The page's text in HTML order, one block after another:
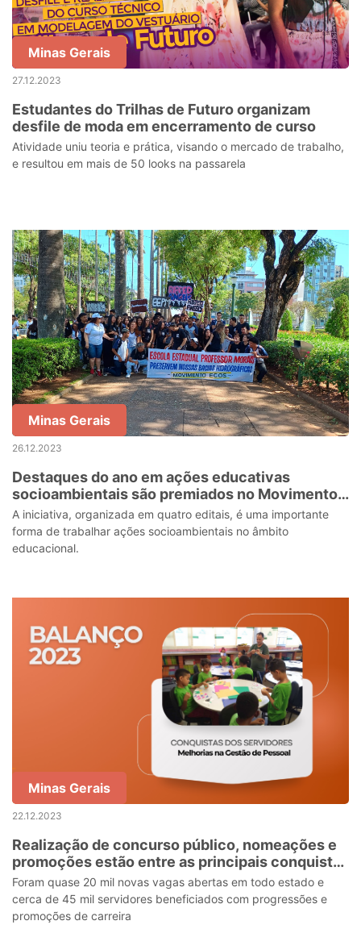
Minas Gerais
27.12.2023
Estudantes do Trilhas de Futuro organizam
desfile de moda em encerramento de curso
Atividade uniu teoria e prática, visando o mercado de trabalho,
e resultou em mais de 50 looks na passarela
Minas Gerais
26.12.2023
Destaques do ano em ações educativas
socioambientais são premiados no Movimento
Ecos
A iniciativa, organizada em quatro editais, é uma importante
forma de trabalhar ações socioambientais no âmbito
educacional.
Minas Gerais
22.12.2023
Realização de concurso público, nomeações e
promoções estão entre as principais conquistas
dos servidores da Educação em 2023
Foram quase 20 mil novas vagas abertas em todo estado e
cerca de 45 mil servidores beneficiados com progressões e
promoções de carreira